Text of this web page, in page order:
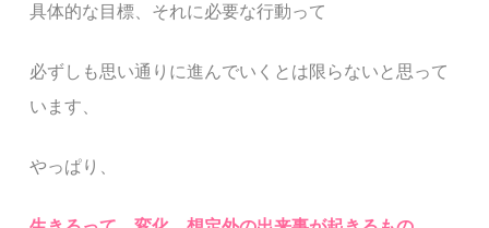
具体的な目標、それに必要な行動って
必ずしも思い通りに進んでいくとは限らないと思って
います、
やっぱり、